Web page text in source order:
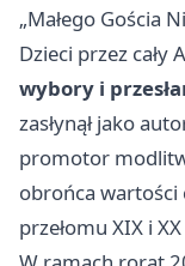
„Małego Gościa
Dzieci przez cały
wybory i
zasłynął jako
promotor
obrońca wartości
przełomu XIX i